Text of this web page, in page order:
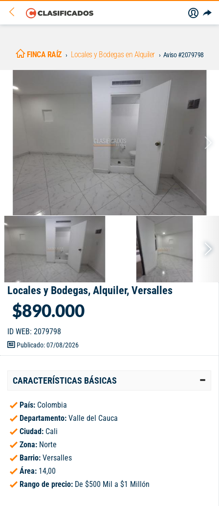
FINCA RAÍZ Locales y Bodegas en Alquiler Aviso #2079798
Locales y Bodegas, Alquiler, Versalles
$890.000
ID WEB: 2079798
Publicado: 07/08/2026
CARACTERÍSTICAS BÁSICAS
País: Colombia
Departamento: Valle del Cauca
Ciudad: Cali
Zona: Norte
Barrio: Versalles
Área: 14,00
Rango de precio: De $500 Mil a $1 Millón